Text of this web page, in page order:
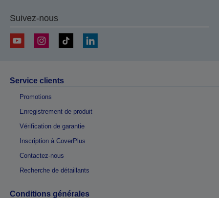
Suivez-nous
Service clients
Promotions
Enregistrement de produit
Vérification de garantie
Inscription à CoverPlus
Contactez-nous
Recherche de détaillants
Conditions générales